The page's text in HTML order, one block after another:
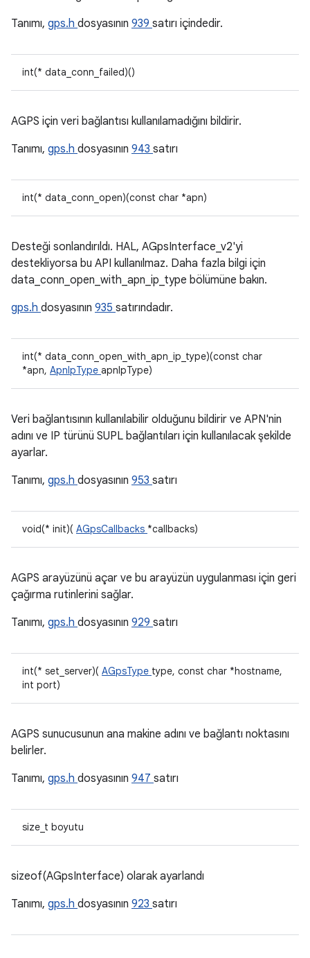
Tanımı, gps.h dosyasının 939 satırı içindedir.
int(* data_conn_failed)()
AGPS için veri bağlantısı kullanılamadığını bildirir.
Tanımı, gps.h dosyasının 943 satırı
int(* data_conn_open)(const char *apn)
Desteği sonlandırıldı. HAL, AGpsInterface_v2'yi
destekliyorsa bu API kullanılmaz. Daha fazla bilgi için
data_conn_open_with_apn_ip_type bölümüne bakın.
gps.h dosyasının 935 satırındadır.
int(* data_conn_open_with_apn_ip_type)(const char
*apn, ApnIpType apnIpType)
Veri bağlantısının kullanılabilir olduğunu bildirir ve APN'nin
adını ve IP türünü SUPL bağlantıları için kullanılacak şekilde
ayarlar.
Tanımı, gps.h dosyasının 953 satırı
void(* init)( AGpsCallbacks *callbacks)
AGPS arayüzünü açar ve bu arayüzün uygulanması için geri
çağırma rutinlerini sağlar.
Tanımı, gps.h dosyasının 929 satırı
int(* set_server)( AGpsType type, const char *hostname,
int port)
AGPS sunucusunun ana makine adını ve bağlantı noktasını
belirler.
Tanımı, gps.h dosyasının 947 satırı
size_t boyutu
sizeof(AGpsInterface) olarak ayarlandı
Tanımı, gps.h dosyasının 923 satırı